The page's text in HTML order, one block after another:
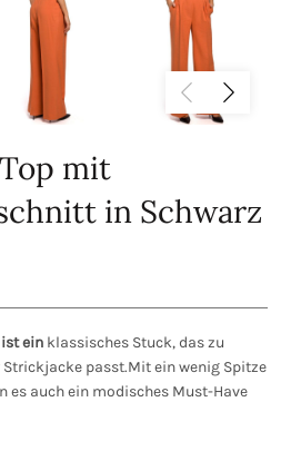
mit
in Schwarz
ein klassisches Stuck, das zu
passt.Mit ein wenig Spitze
es auch ein modisches Must-Have